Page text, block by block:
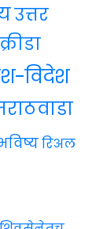
उत्तर
क्रीडा
विदेश
रिअल